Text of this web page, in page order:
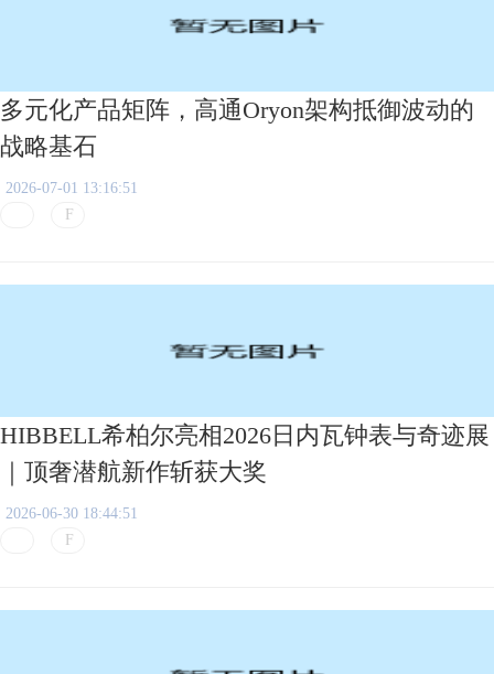
多元化产品矩阵，高通Oryon架构抵御波动的
战略基石
2026-07-01 13:16:51
HIBBELL希柏尔亮相2026日内瓦钟表与奇迹展
｜顶奢潜航新作斩获大奖
2026-06-30 18:44:51